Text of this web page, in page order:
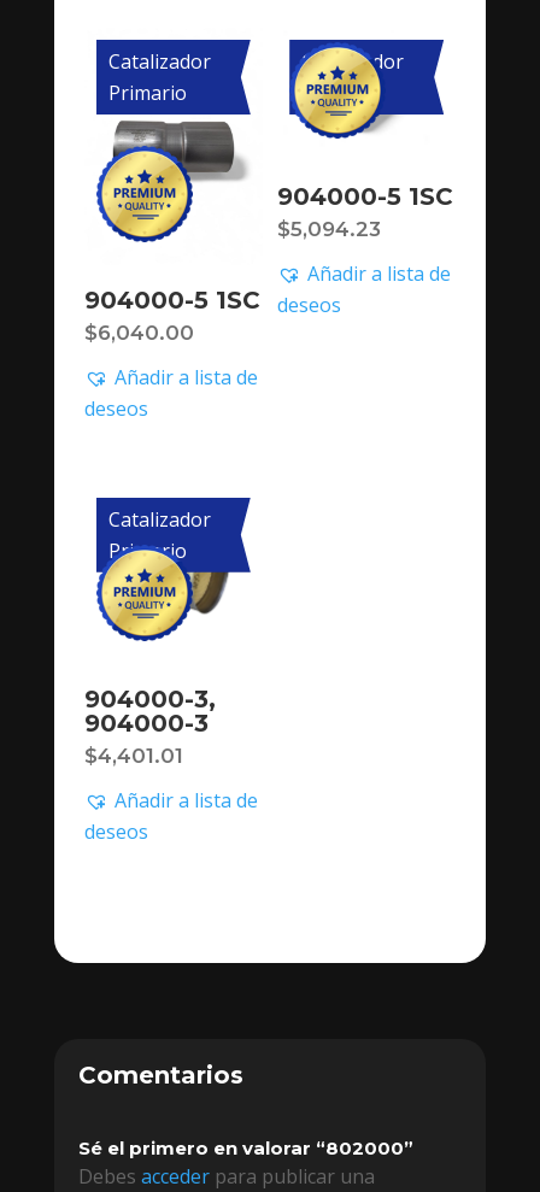
Catalizador
Primario
904000-5 1SC
$6,040.00
Añadir a lista de
deseos
Catalizador
Primario
904000-5 1SC
$5,094.23
Añadir a lista de
deseos
Catalizador
Primario
904000-3,
904000-3
$4,401.01
Añadir a lista de
deseos
Comentarios
Sé el primero en valorar “802000”
Debes accederpara publicar una